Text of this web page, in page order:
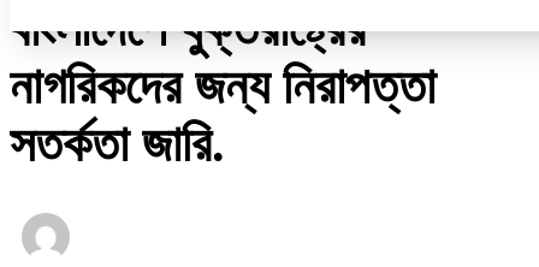
বাংলাদেশে যুক্তরাষ্ট্রের
নাগরিকদের জন্য নিরাপত্তা
সতর্কতা জারি.